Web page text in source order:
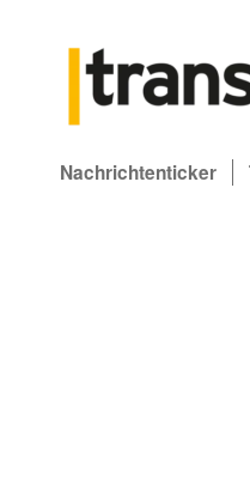
Nachrichtenticker